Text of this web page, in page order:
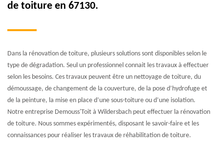
de toiture en 67130.
Dans la rénovation de toiture, plusieurs solutions sont disponibles selon le
type de dégradation. Seul un professionnel connait les travaux à effectuer
selon les besoins. Ces travaux peuvent être un nettoyage de toiture, du
démoussage, de changement de la couverture, de la pose d’hydrofuge et
de la peinture, la mise en place d’une sous-toiture ou d’une isolation.
Notre entreprise Demouss'Toit à Wildersbach peut effectuer la rénovation
de toiture. Nous sommes expérimentés, disposant le savoir-faire et les
connaissances pour réaliser les travaux de réhabilitation de toiture.